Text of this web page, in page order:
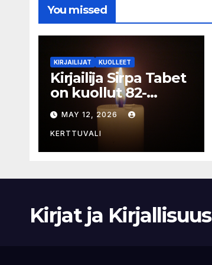
You missed
KIRJAILIJAT KUOLLEET
Kirjailija Sirpa Tabet
on kuollut 82-
vuotiaana
MAY 12, 2026
KERTTUVALI
Kirjat ja Kirjallisuus